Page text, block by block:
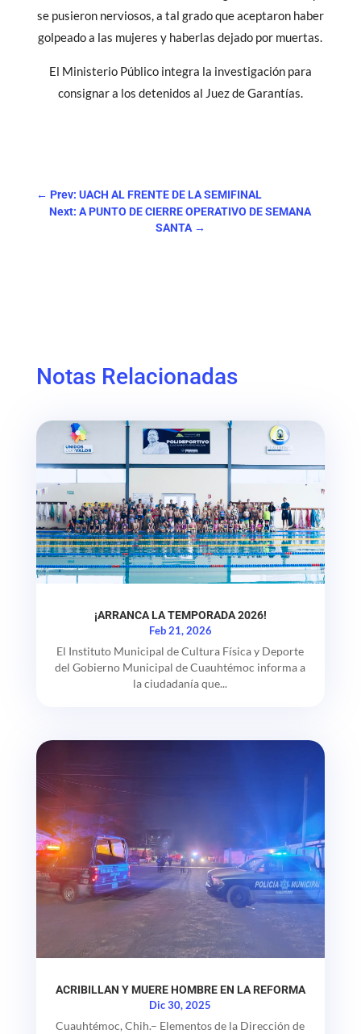
se pusieron nerviosos, a tal grado que aceptaron haber
golpeado a las mujeres y haberlas dejado por muertas.
El Ministerio Público integra la investigación para
consignar a los detenidos al Juez de Garantías.
← Prev: UACH AL FRENTE DE LA SEMIFINAL
Next: A PUNTO DE CIERRE OPERATIVO DE SEMANA
SANTA→
Notas Relacionadas
¡ARRANCA LA TEMPORADA 2026!
Feb 21, 2026
El Instituto Municipal de Cultura Física y Deporte
del Gobierno Municipal de Cuauhtémoc informa a
la ciudadanía que...
ACRIBILLAN Y MUERE HOMBRE EN LA REFORMA
Dic 30, 2025
Cuauhtémoc, Chih.– Elementos de la Dirección de